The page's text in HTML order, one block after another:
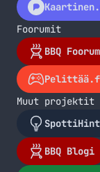
Foorumit
BBQ
Muut projektit
BBQ Blogi